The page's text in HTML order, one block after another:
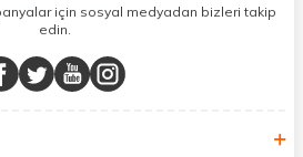
deneyiminizi en iyi hale getiriyoruz.
aradığınız her şey burada!
için bize katılın!
için sosyal medyadan bizleri takip
edin.